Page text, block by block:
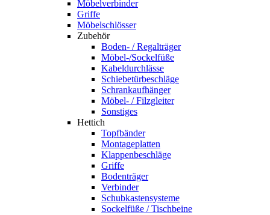
Möbelverbinder
Griffe
Möbelschlösser
Zubehör
Boden- / Regalträger
Möbel-/Sockelfüße
Kabeldurchlässe
Schiebetürbeschläge
Schrankaufhänger
Möbel- / Filzgleiter
Sonstiges
Hettich
Topfbänder
Montageplatten
Klappenbeschläge
Griffe
Bodenträger
Verbinder
Schubkastensysteme
Sockelfüße / Tischbeine